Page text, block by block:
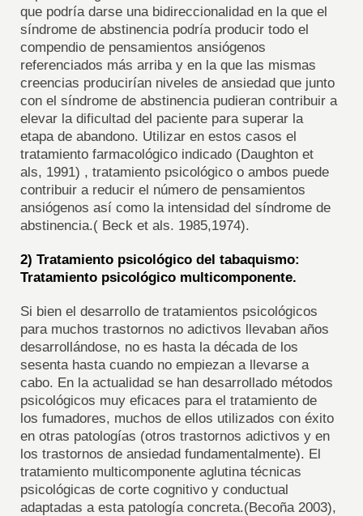
que podría darse una bidireccionalidad en la que el
síndrome de abstinencia podría producir todo el
compendio de pensamientos ansiógenos
referenciados más arriba y en la que las mismas
creencias producirían niveles de ansiedad que junto
con el síndrome de abstinencia pudieran contribuir a
elevar la dificultad del paciente para superar la
etapa de abandono. Utilizar en estos casos el
tratamiento farmacológico indicado (Daughton et
als, 1991) , tratamiento psicológico o ambos puede
contribuir a reducir el número de pensamientos
ansiógenos así como la intensidad del síndrome de
abstinencia.( Beck et als. 1985,1974).
2) Tratamiento psicológico del tabaquismo:
Tratamiento psicológico multicomponente.
Si bien el desarrollo de tratamientos psicológicos
para muchos trastornos no adictivos llevaban años
desarrollándose, no es hasta la década de los
sesenta hasta cuando no empiezan a llevarse a
cabo. En la actualidad se han desarrollado métodos
psicológicos muy eficaces para el tratamiento de
los fumadores, muchos de ellos utilizados con éxito
en otras patologías (otros trastornos adictivos y en
los trastornos de ansiedad fundamentalmente). El
tratamiento multicomponente aglutina técnicas
psicológicas de corte cognitivo y conductual
adaptadas a esta patología concreta.(Becoña 2003),